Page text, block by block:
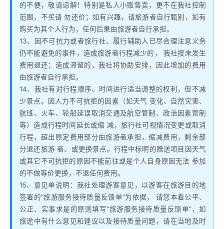
的不便，敬请谅解！特别是私人小贩售卖，更不在我社控制
范围，不买请 勿还价；如有兴趣，请旅游者自行甄别，如有
购买为其个人行为，任何后果由旅游者自行承担。
13、因不可抗力或者旅行社、履行辅助人已尽合理注意义务
仍不能避免的事件，造成旅游者行程减少的， 我社按未发生
费用退还；造成滞留的，我社将协助安排，因此增加的费用
由旅游者自行承担。
14、我社有对行程顺序、时间进行适当调整的权利，但不减
少景点。因人力不可抗拒的因素（如天气 变化、自然灾害、
航班、火车、轮船延误取消交通及航空管制、政治因素管制
等）造成行程时间延长或缩 减，旅行社可视情况变更或取消
行程，超出原定费用部分由旅游者承担，缩减费用，剩余部
分退还旅游 者、或更换景点。行程中标明的赠送项目因天气
或其它不可抗拒的原因不能前往或是个人自身原因无法 参加
的不做等价更换，不退任何费用。
15、意见单说明：我社处理游客意见，以游客在旅游目的地
签署的“旅游服务接待质量反馈单”为依据， 请您本着公平、
公正、实事求是的原则填写“旅游服务接待质量反馈单”，如
旅途中有什么意见和建议以及接待质量问题，请在当地及时